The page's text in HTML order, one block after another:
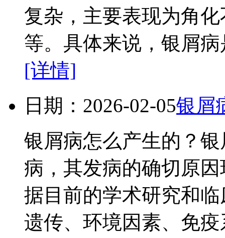
复杂，主要表现为角
等。具体来说，银屑
[详情]
日期：2026-02-05银屑
银屑病怎么产生的？
病，其发病的确切原
据目前的学术研究和
遗传、环境因素、免